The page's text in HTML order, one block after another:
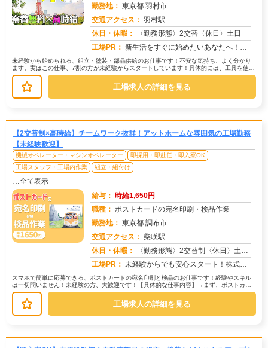
勤務地： 東京都 羽村市
交通アクセス： 羽村駅
休日・休暇：
〈勤務形態〉2交替〈休日〉土日
工場PR： 新生活をすぐに始めたいあなたへ！株式会社京栄センターでは、未経験者も安心してスタートできる環境が整っています。→最...
未経験から始められる、組立・塗装・部品供給のお仕事です！不安な気持ち、よく分かり
ます。実はこの仕事、7割の方が未経験からスタートしています！具体的には、工具を使っ
て部品を組み立てたり、塗装機械を...
工場求人の詳細を見る
【2交替制×高時給】チームワーク抜群！アットホームな雰囲気の工場勤務
【未経験歓迎】
機械オペレーター・マシンオペレーター
即採用・即赴任・即入寮OK
工場スタッフ・工場内作業
組立・組付け
…全て表示
給与： 時給1,650円
職種： ポストカードの宛名印刷・検品作業
勤務地： 東京都 調布市
交通アクセス： 柴咲駅
休日・休暇：
〈勤務形態〉2交替制〈休日〉土日★ＧＷ★夏季休暇★冬季休暇★年末年始
工場PR： 未経験からでも安心スタート！株式会社京栄センターで新しい一歩を踏み出してみませんか？→ 応募から最短翌日勤務開始！...
スマホで簡単に応募できる、ポストカードの宛名印刷と検品のお仕事です！経験やスキル
は一切問いません！未経験の方、大歓迎です！【具体的な仕事内容】→まず、ポストカー
ドに宛名情報を印刷します。→次に、...
工場求人の詳細を見る